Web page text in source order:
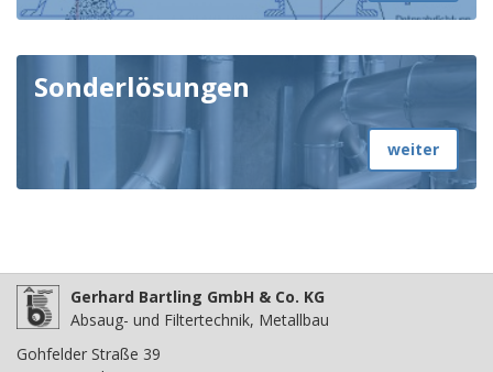
Sonderlösungen
weiter
Gerhard Bartling GmbH & Co. KG
Absaug- und Filtertechnik, Metallbau
Gohfelder Straße 39